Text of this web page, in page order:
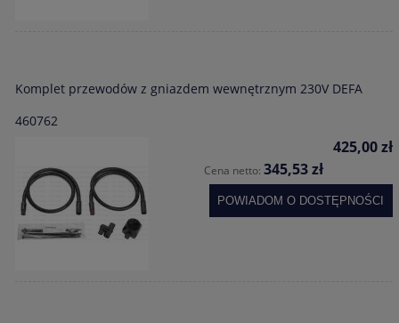
Komplet przewodów z gniazdem wewnętrznym 230V DEFA
460762
425,00 zł
Cena netto: 345,53 zł
POWIADOM O DOSTĘPNOŚCI